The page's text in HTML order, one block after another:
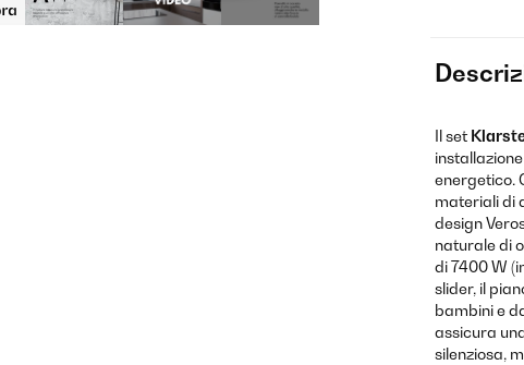
Il set
energetico.
materiali di
design
naturale di
di 7400 W
slider, il
bambini e
assicura
silenziosa,